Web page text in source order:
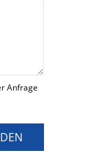
Anfrage